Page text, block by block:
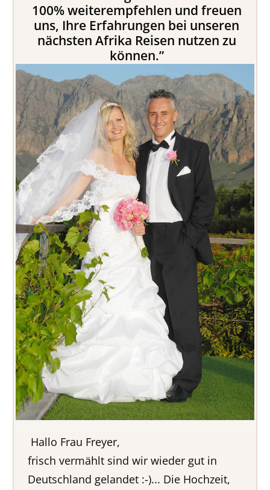
100% weiterempfehlen und freuen
uns, Ihre Erfahrungen bei unseren
nächsten Afrika Reisen nutzen zu
können.”
Hallo Frau Freyer,
frisch vermählt sind wir wieder gut in
Deutschland gelandet :-)... Die Hochzeit,